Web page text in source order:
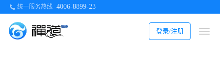
统一服务热线 4006-8899-23
登录/注册